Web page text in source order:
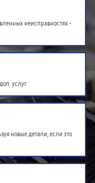
неисправностях -
услуг
новые детали, если это